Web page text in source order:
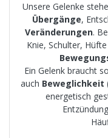
Unsere Gelenke
Übergänge,
Veränderungen.
Knie, Schulter,
Ein Gelenk braucht
auch Beweglichkeit
energetisch